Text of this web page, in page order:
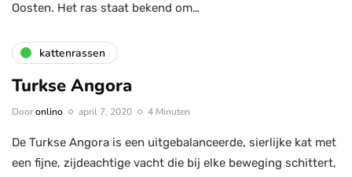
Oosten. Het ras staat bekend om…
kattenrassen
Turkse Angora
Dooronlino april 7, 2020 4 Minuten
De Turkse Angora is een uitgebalanceerde, sierlijke kat met
een fijne, zijdeachtige vacht die bij elke beweging schittert,